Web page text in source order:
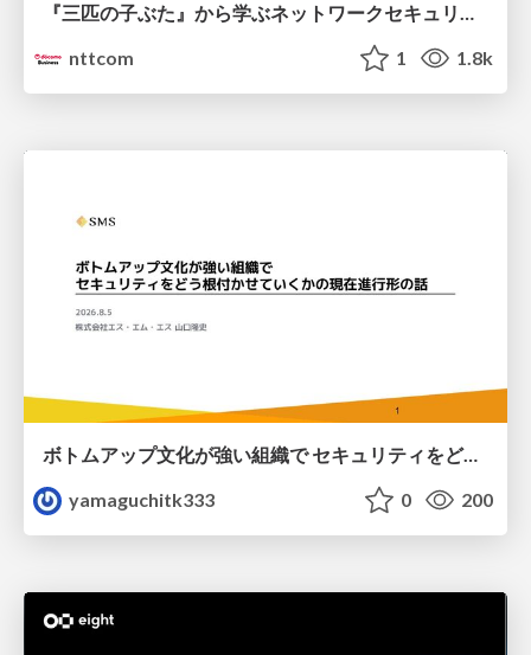
『三匹の子ぶた』から学ぶネットワークセキュリティの昔と今 / Network Security: Then and Now Through the Lens of The Three Little Pigs
nttcom
1 1.8k
ボトムアップ文化が強い組織で セキュリティをどう根付かせていくかの現在進行形の話 / Making Security Stick in a Bottom-Up Organization
yamaguchitk333
0 200